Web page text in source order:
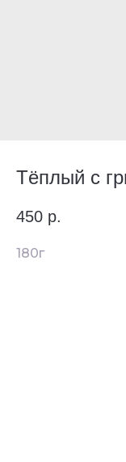
Тёплый с
450 р.
180г